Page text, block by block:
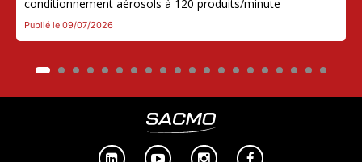
conditionnement aérosols à 120 produits/minute
Publié le 09/07/2026
   